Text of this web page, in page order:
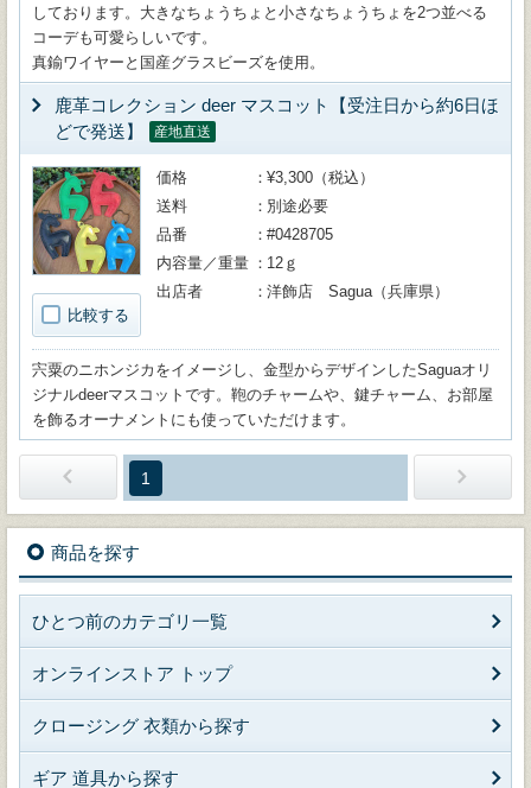
しております。大きなちょうちょと小さなちょうちょを2つ並べる
コーデも可愛らしいです。
真鍮ワイヤーと国産グラスビーズを使用。
鹿革コレクション deer マスコット【受注日から約6日ほ
どで発送】
産地直送
比較する
価格
¥3,300（税込）
送料
別途必要
品番
#0428705
内容量／重量
12ｇ
出店者
洋飾店 Sagua（兵庫県）
宍粟のニホンジカをイメージし、金型からデザインしたSaguaオリ
ジナルdeerマスコットです。鞄のチャームや、鍵チャーム、お部屋
を飾るオーナメントにも使っていただけます。
1
商品を探す
ひとつ前のカテゴリ一覧
オンラインストア トップ
クロージング 衣類から探す
ギア 道具から探す